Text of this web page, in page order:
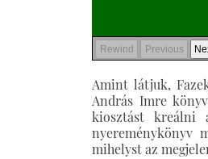
Amint látjuk,
András Imre
kiosztást kreálni
nyereménykönyv
mihelyst az